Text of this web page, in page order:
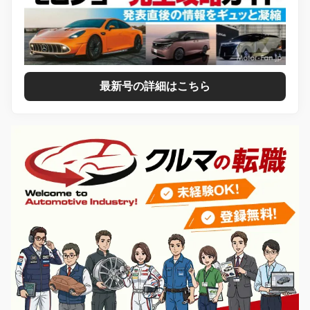
最新号の詳細はこちら